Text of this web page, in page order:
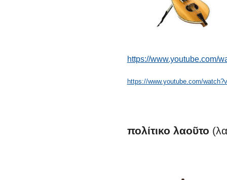
https://www.youtube.com/
https://www.youtube.com/
πολίτικο λαοῦτο